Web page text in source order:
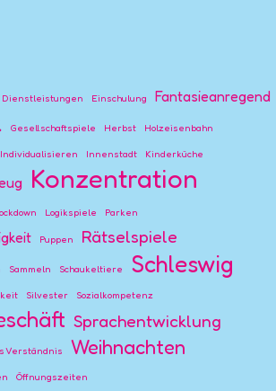
Dienstleistungen Einschulung Fantasieanregend
Gesellschaftspiele Herbst Holzeisenbahn
Individualisieren Innenstadt Kinderküche
Konzentration
Logikspiele Parken
Puppen Rätselspiele
Sammeln Schaukeltiere Schleswig
Silvester Sozialkompetenz
Sprachentwicklung
Verständnis Weihnachten
Öffnungszeiten